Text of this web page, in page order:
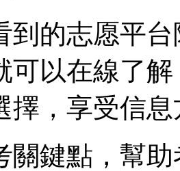
到的志愿平
可以在線了
擇，享受信
關鍵點，幫